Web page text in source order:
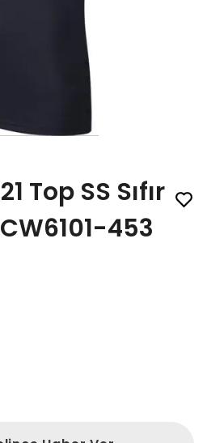
Top SS Sıfır
453